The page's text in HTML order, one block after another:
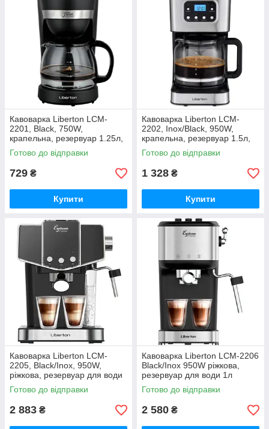
Кавоварка Liberton LCM-
2201, Black, 750W,
крапельна, резервуар 1.25л,
мелена кава, підігрівання
кавника,
Готово до відправки
729 ₴
Купити
Кавоварка Liberton LCM-
2202, Inox/Black, 950W,
крапельна, резервуар 1.5л,
мелена кава, електронне
керування, LCD дисплей,
Готово до відправки
1 328 ₴
Купити
Кавоварка Liberton LCM-
2205, Black/Inox, 950W,
ріжкова, резервуар для води
1.2л, ручний капучинатор,
приготування 2 чашок
Готово до відправки
2 883 ₴
Кавоварка Liberton LCM-2206
Black/Inox 950W ріжкова,
резервуар для води 1л
Готово до відправки
2 580 ₴